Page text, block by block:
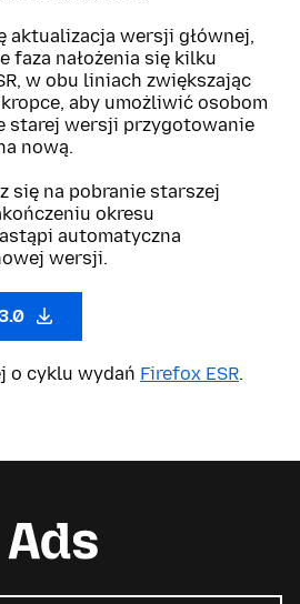
aktualizacja wersji głównej,
faza nałożenia się kilku
w obu liniach zwiększając
aby umożliwić osobom
starej wersji przygotowanie
nową.
się na pobranie starszej
okresu
automatyczna
wersji.
o cyklu wydań Firefox ESR.